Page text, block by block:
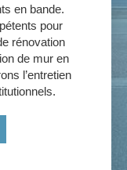
en bande.
pour
rénovation
de mur en
l’entretien